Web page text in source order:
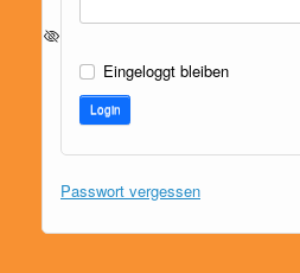
Eingeloggt bleiben
Login
Passwort vergessen